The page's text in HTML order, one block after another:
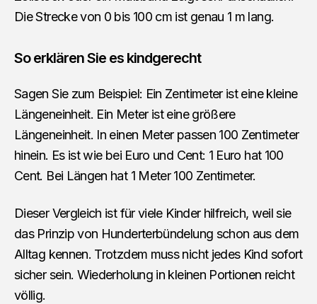
Die Strecke von 0 bis 100 cm ist genau 1 m lang.
So erklären Sie es kindgerecht
Sagen Sie zum Beispiel: Ein Zentimeter ist eine kleine
Längeneinheit. Ein Meter ist eine größere
Längeneinheit. In einen Meter passen 100 Zentimeter
hinein. Es ist wie bei Euro und Cent: 1 Euro hat 100
Cent. Bei Längen hat 1 Meter 100 Zentimeter.
Dieser Vergleich ist für viele Kinder hilfreich, weil sie
das Prinzip von Hunderterbündelung schon aus dem
Alltag kennen. Trotzdem muss nicht jedes Kind sofort
sicher sein. Wiederholung in kleinen Portionen reicht
völlig.